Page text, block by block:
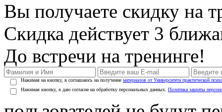
Вы получаете скидку на
Скидка действует 3
До встречи на тренинге!
Нажимая на кнопку, я соглашаюсь на получение материалов от Университета практической
Нажимая кнопку, я даю согласие на обработку персональных данных. Политика защиты